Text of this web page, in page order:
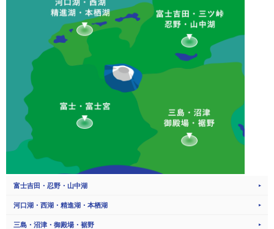
富士吉田・忍野・山中湖
河口湖・西湖・精進湖・本栖湖
三島・沼津・御殿場・裾野